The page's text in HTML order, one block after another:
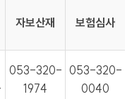
자보산재 보험심사
053-320-
1974
053-320-
0040